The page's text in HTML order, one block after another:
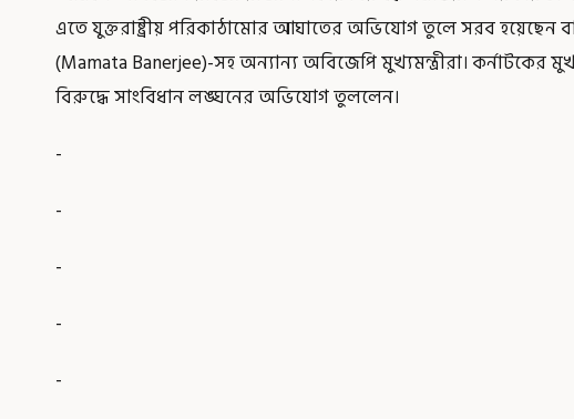
এতে যুক্তরাষ্ট্রীয় পরিকাঠামোর আঘাতের অভিযোগ তুলে সরব হয়েছেন
(Mamata Banerjee)-সহ অন্যান্য অবিজেপি মুখ্যমন্ত্রীরা। কর্নাটকের
বিরুদ্ধে সাংবিধান লঙ্ঘনের অভিযোগ তুললেন।
-
-
-
-
-